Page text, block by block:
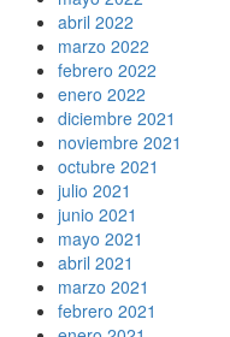
abril 2022
marzo 2022
febrero 2022
enero 2022
diciembre 2021
noviembre 2021
octubre 2021
julio 2021
junio 2021
mayo 2021
abril 2021
marzo 2021
febrero 2021